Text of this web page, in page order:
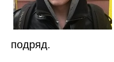
подряд.